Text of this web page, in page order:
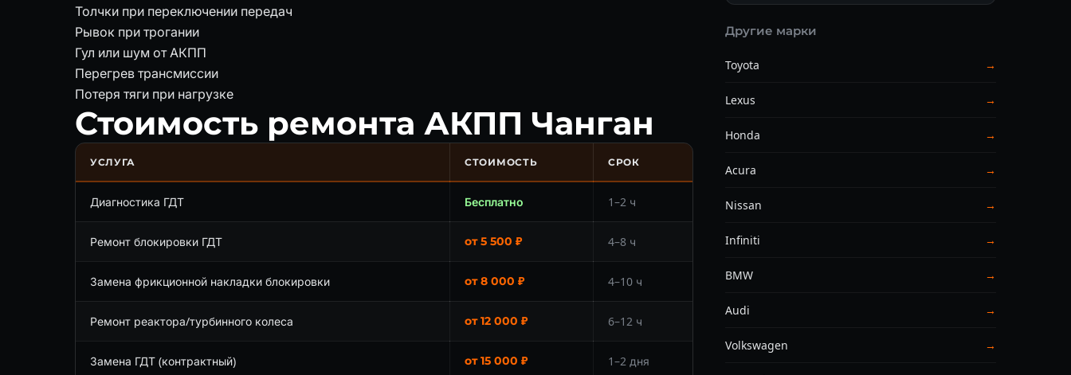
Толчки при переключении передач
Рывок при трогании
Гул или шум от АКПП
Перегрев трансмиссии
Потеря тяги при нагрузке
Стоимость ремонта АКПП Чанган
УСЛУГА СТОИМОСТЬ СРОК
Диагностика ГДТ Бесплатно 1–2 ч
Ремонт блокировки ГДТ от 5 500 ₽ 4–8 ч
Замена фрикционной накладки блокировки от 8 000 ₽ 4–10 ч
Ремонт реактора/турбинного колеса от 12 000 ₽ 6–12 ч
Замена ГДТ (контрактный) от 15 000 ₽ 1–2 дня
Другие марки
Toyota →
Lexus →
Honda →
Acura →
Nissan →
Infiniti →
BMW →
Audi →
Volkswagen →